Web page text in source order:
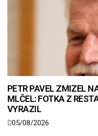
PETR PAVEL ZMIZEL
MLČEL: FOTKA Z
VYRAZIL
05/08/2026